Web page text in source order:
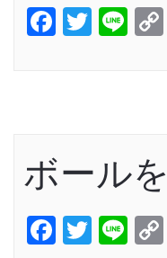
Facebook
Twitter
Line
ボール
Facebook
Twitter
Line